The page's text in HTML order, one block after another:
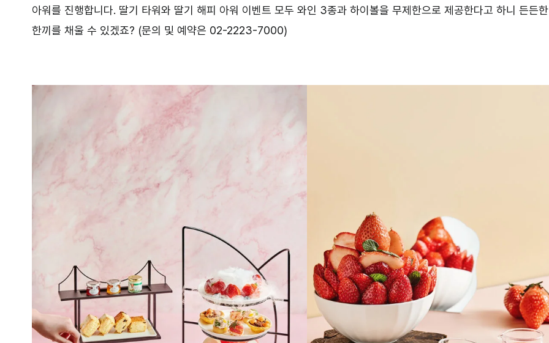
아워를 진행합니다. 딸기 타워와 딸기 해피 아워 이벤트 모두 와인 3종과 하이볼을 무제한으로 제공한다고 하니 든든한
한끼를 채울 수 있겠죠? (문의 및 예약은 02-2223-7000)